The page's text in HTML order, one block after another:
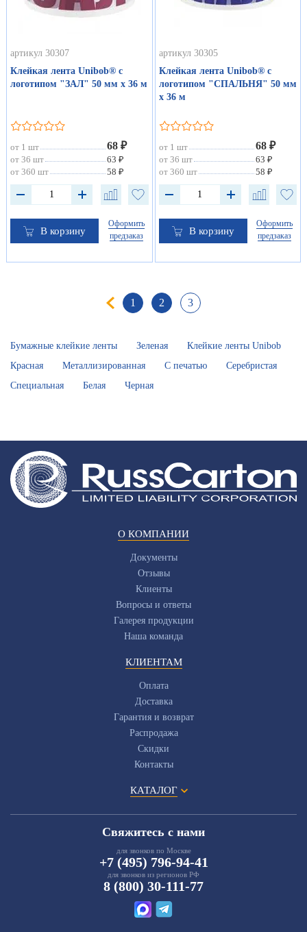
артикул 30307
Клейкая лента Unibob® с
логотипом "ЗАЛ" 50 мм х 36 м
от 1 шт 68 ₽
от 36 шт
63 ₽
от 360 шт
58 ₽
В корзину
Оформить
предзаказ
артикул 30305
Клейкая лента Unibob® с
логотипом "СПАЛЬНЯ" 50 мм
х 36 м
от 1 шт 68 ₽
от 36 шт
63 ₽
от 360 шт
58 ₽
В корзину
Оформить
предзаказ
1 2 3
Бумажные клейкие ленты Зеленая
Клейкие ленты Unibob
Красная
Металлизированная С печатью
Серебристая
Специальная
Белая Черная
О КОМПАНИИ
Документы
Отзывы
Клиенты
Вопросы и ответы
Галерея продукции
Наша команда
КЛИЕНТАМ
Оплата
Доставка
Гарантия и возврат
Распродажа
Скидки
Контакты
КАТАЛОГ
Свяжитесь с нами
для звонков по Москве
+7 (495) 796-94-41
для звонков из регионов РФ
8 (800) 30-111-77